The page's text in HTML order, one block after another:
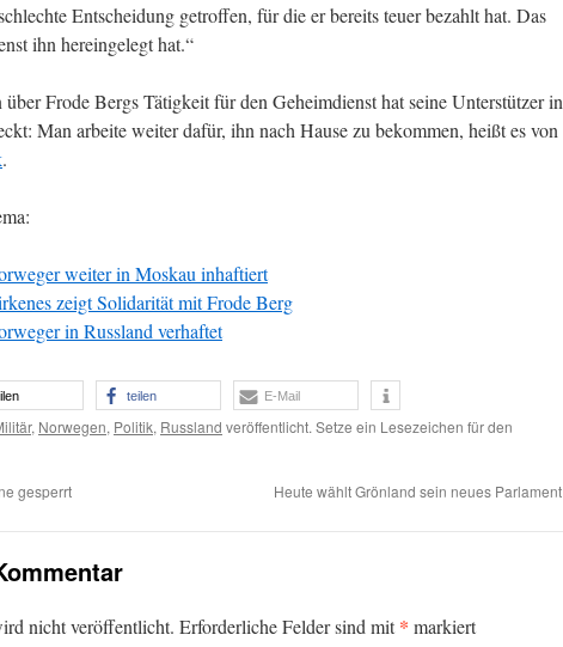
Entscheidung getroffen, für die er bereits teuer bezahlt hat. Das
ihn hereingelegt hat.“
Frode Bergs Tätigkeit für den Geheimdienst hat seine Unterstützer in
Man arbeite weiter dafür, ihn nach Hause zu bekommen, heißt es von
.
weiter in Moskau inhaftiert
zeigt Solidarität mit Frode Berg
in Russland verhaftet
teilen E-Mail
, Norwegen, Politik, Russland veröffentlicht. Setze ein Lesezeichen für den
gesperrt Heute wählt Grönland sein neues Parlament
nicht veröffentlicht. Erforderliche Felder sind mit* markiert